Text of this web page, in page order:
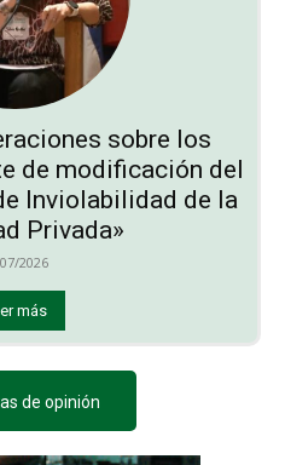
sobre los
de modificación del
Inviolabilidad de la
Privada»
2026
más
de opinión